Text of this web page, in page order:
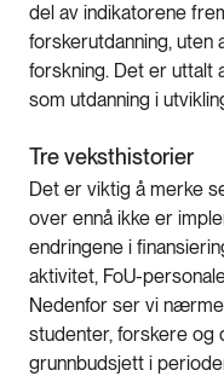
del av indikatorene
forskerutdanning,
forskning. Det er uttalt
som utdanning i
Tre veksthistorier
Det er viktig å merke
over ennå ikke er
endringene i
aktivitet, FoU-
Nedenfor ser vi
studenter, forskere og
grunnbudsjett i